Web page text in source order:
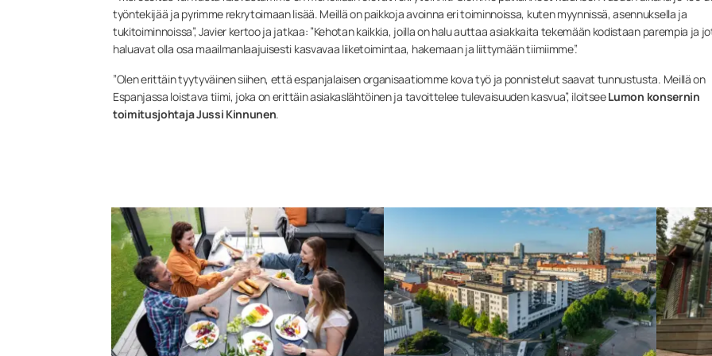
työntekijää ja pyrimme rekrytoimaan lisää. Meillä on paikkoja avoinna eri toiminnoissa, kuten myynnissä, asennuksella ja
tukitoiminnoissa”, Javier kertoo ja jatkaa: ”Kehotan kaikkia, joilla on halu auttaa asiakkaita tekemään kodistaan parempia ja
haluavat olla osa maailmanlaajuisesti kasvavaa liiketoimintaa, hakemaan ja liittymään tiimiimme”.
”Olen erittäin tyytyväinen siihen, että espanjalaisen organisaatiomme kova työ ja ponnistelut saavat tunnustusta. Meillä on
Espanjassa loistava tiimi, joka on erittäin asiakaslähtöinen ja tavoittelee tulevaisuuden kasvua”, iloitseeLumon konsernin
toimitusjohtaja Jussi Kinnunen.